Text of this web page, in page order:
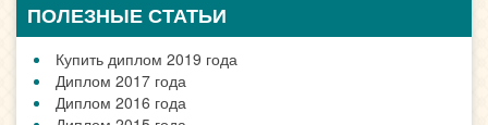
ПОЛЕЗНЫЕ СТАТЬИ
Купить диплом 2019 года
Диплом 2017 года
Диплом 2016 года